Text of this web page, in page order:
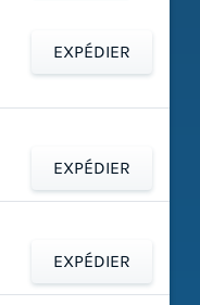
EXPÉDIER
EXPÉDIER
EXPÉDIER